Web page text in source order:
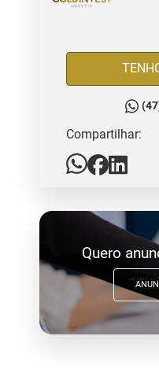
Compartilhar:
Quero